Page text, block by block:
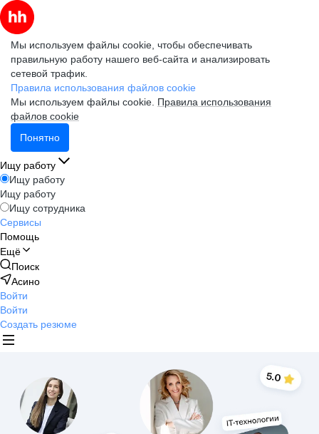
Мы используем файлы cookie, чтобы обеспечивать
правильную работу нашего веб-сайта и анализировать
сетевой трафик.
Правила использования файлов cookie
Мы используем файлы cookie. Правила использования
файлов cookie
Понятно
Ищу работу
Ищу работу
Ищу работу
Ищу сотрудника
Сервисы
Помощь
Ещё
Поиск
Асино
Войти
Войти
Создать резюме